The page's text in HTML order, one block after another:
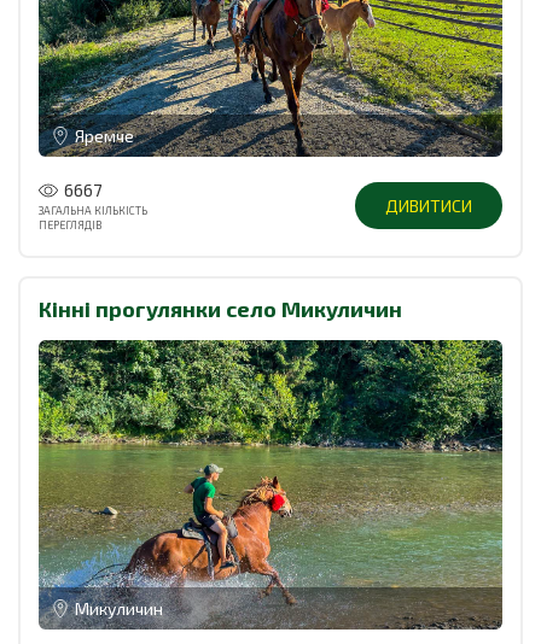
Яремче
6667
ЗАГАЛЬНА КІЛЬКІСТЬ
ПЕРЕГЛЯДІВ
ДИВИТИСИ
Кінні прогулянки село Микуличин
Микуличин